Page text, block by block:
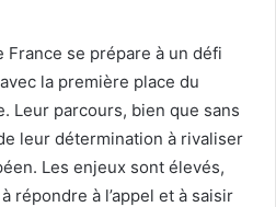
France se prépare à un défi
la première place du
Leur parcours, bien que sans
leur détermination à rivaliser
Les enjeux sont élevés,
répondre à l’appel et à saisir